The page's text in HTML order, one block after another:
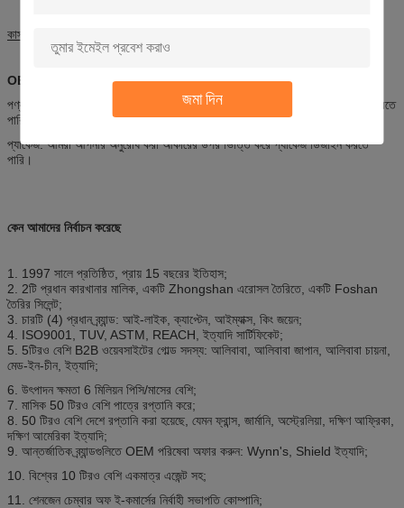
জমা দিন
কাস্টমাইজেশন
OEM এবং ODM
পণ্য: আমরা আমাদের প্রযুক্তিবিদদের নিশ্চিতকরণের পরে আপনার অনুরোধকৃত পণ্য উত্পাদন করতে
পারি।
প্যাকেজ: আমরা আপনার অনুরোধ করা আকারের উপর ভিত্তি করে প্যাকেজ ডিজাইন করতে
পারি।
কেন আমাদের নির্বাচন করেছে
1. 1997 সালে প্রতিষ্ঠিত, প্রায় 15 বছরের ইতিহাস;
2. 2টি প্রধান কারখানার মালিক, একটি Zhongshan এরোসল তৈরিতে, একটি Foshan
তৈরির সিলেন্ট;
3. চারটি (4) প্রধান ব্র্যান্ড: আই-লাইক, ক্যাপ্টেন, আইম্যাক্স, কিং জয়েন;
4. ISO9001, TUV, ASTM, REACH, ইত্যাদি সার্টিফিকেট;
5. 5টিরও বেশি B2B ওয়েবসাইটের গোল্ড সদস্য: আলিবাবা, আলিবাবা জাপান, আলিবাবা চায়না,
মেড-ইন-চীন, ইত্যাদি;
6. উৎপাদন ক্ষমতা 6 মিলিয়ন পিসি/মাসের বেশি;
7. মাসিক 50 টিরও বেশি পাত্রে রপ্তানি করে;
8. 50 টিরও বেশি দেশে রপ্তানি করা হয়েছে, যেমন ফ্রান্স, জার্মানি, অস্ট্রেলিয়া, দক্ষিণ আফ্রিকা,
দক্ষিণ আমেরিকা ইত্যাদি;
9. আন্তর্জাতিক ব্র্যান্ডগুলিতে OEM পরিষেবা অফার করুন: Wynn's, Shield ইত্যাদি;
10. বিশ্বের 10 টিরও বেশি একমাত্র এজেন্ট সহ;
11. শেনজেন চেম্বার অফ ই-কমার্সের নির্বাহী সভাপতি কোম্পানি;